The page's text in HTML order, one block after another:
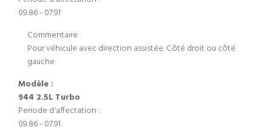
09.86 - 07.91
Commentaire :
Pour véhicule avec direction assistée. Côté droit ou côté
gauche
Modèle :
944 2.5L Turbo
Periode d'affectation :
09.86 - 07.91